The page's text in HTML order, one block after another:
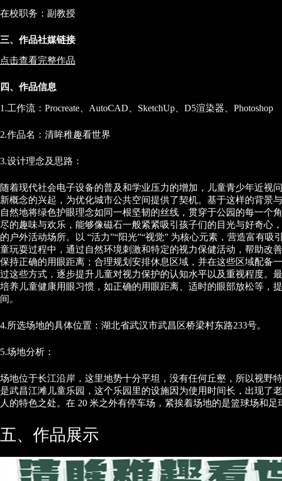
在校职务：副教授
三、作品社媒链接
点击查看完整作品
四、作品信息
1.工作流：Procreate、AutoCAD、SketchUp、D5渲染器、Photoshop
2.作品名：清眸稚趣看世界
3.设计理念及思路：
随着现代社会电子设备的普及和学业压力的增加，儿童青少年近视
新概念的兴起，为优化城市公共空间提供了契机。基于这样的背景
自然地将绿色护眼理念如同一根坚韧的丝线，贯穿于公园的每一
尽的趣味与欢乐，能够像磁石一般紧紧吸引孩子们的目光与好奇心
的户外活动场所。以 “活力”“阳光”“视觉” 为核心元素，营造富有
童玩耍过程中，通过自然环境刺激和特定的视力保健活动，帮助改
保持正确的用眼距离；合理规划安排休息区域，并在这些区域配备
过这些方式，逐步提升儿童对视力保护的认知水平以及重视程度。
培养儿童健康用眼习惯，如正确的用眼距离、适时的眼部放松等，
间。
4.所选场地的具体位置：湖北省武汉市武昌区桥梁村东路233号。
5.场地分析：
场地位于长江沿岸，这里地势十分平坦，没有任何丘壑，所以视野
是武昌江滩儿童乐园，这个乐园里的设施因为使用时间长，出现了
人的特色之处。在 20 米之外有停车场，紧挨着场地的是篮球场和足
五、作品展示